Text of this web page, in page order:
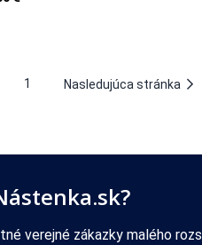
1 Nasledujúca stránka
verejné zákazky malého